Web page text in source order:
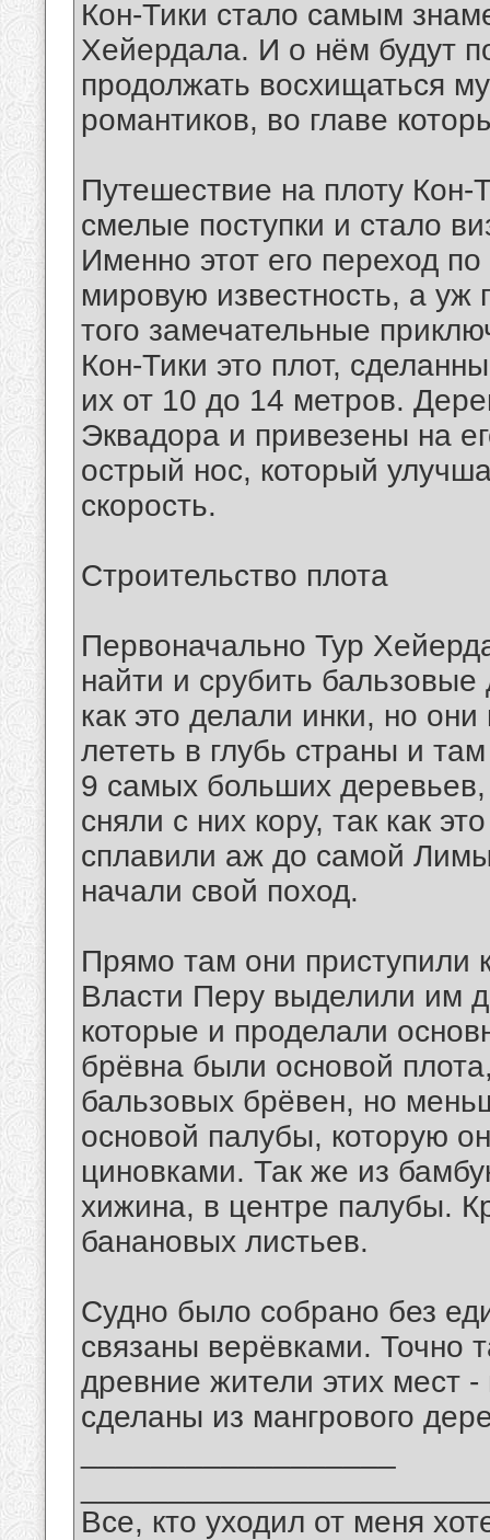
Кон-Тики стало самым
Хейердала. И о нём будут
продолжать восхищаться
романтиков, во главе
Путешествие на плоту
смелые поступки и стало
Именно этот его переход
мировую известность, а уж
того замечательные
Кон-Тики это плот,
их от 10 до 14 метров.
Эквадора и привезены на
острый нос, который
скорость.
Строительство плота
Первоначально Тур
найти и срубить
как это делали инки, но
лететь в глубь страны и
9 самых больших деревьев,
сняли с них кору, так как
сплавили аж до самой
начали свой поход.
Прямо там они приступили
Власти Перу выделили им
которые и проделали
брёвна были основой
бальзовых брёвен, но
основой палубы, которую
циновками. Так же из
хижина, в центре палубы.
банановых листьев.
Судно было собрано без
связаны верёвками. Точно
древние жители этих мест
сделаны из мангрового
Все, кто уходил от меня